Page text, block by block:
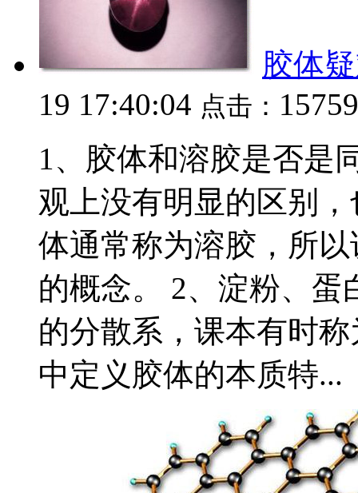
胶体
19 17:40:04 点击：
1、胶体和溶胶是否是
观上没有明显的区别
体通常称为溶胶，所
的概念。 2、淀粉、
的分散系，课本有时
中定义胶体的本质特...